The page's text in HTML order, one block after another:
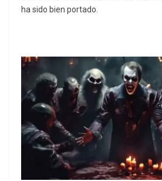
ha sido bien portado.